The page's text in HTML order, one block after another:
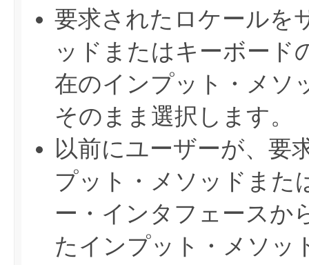
要求されたロケールを
ッドまたはキーボード
在のインプット・メソ
そのまま選択します。
以前にユーザーが、要
プット・メソッドまた
ー・インタフェースか
たインプット・メソッ